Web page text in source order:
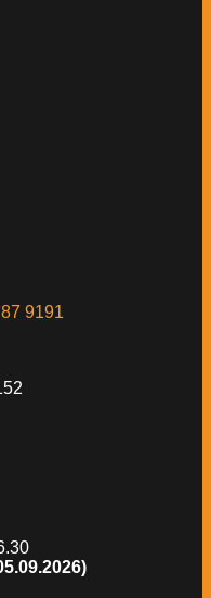
9191